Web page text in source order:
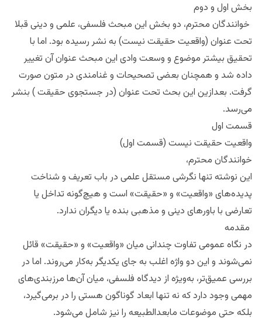
بخش اول و دوم
خوانندگان محترم، دو بخش این مبحث فلسفی، علمی و دینی قبلا
تحت عنوان (واقعیت حقیقت نیست) به نشر رسیده بود. اما با
تحقیق بیشتر موضوع و وسعت وادی این مبحث عنوان آن تغییر
داده شد و همچنان بعضی تصحیحات و غنامندی در متون صورت
گرفت. بعدازین این بحث تحت عنوان (در جستجوی حقیقت ) بنشر
می‌رسد.
قسمت اول
واقعیت حقیقت نیست (قسمت اول)
خوانندگان محترم،
این نوشته تنها نگرشی مستقل علمی در باب تعریف و شناخت
پدیده‌های «واقعیت» و «حقیقت» است و هیچ‌گونه تداخل یا
تعارضی با باورهای دینی و مذهبی بنده یا دیگران ندارد.
مقدمه
در نگاه عمومی تفاوت چندانی میان «واقعیت» و «حقیقت» قائل
نمی‌شوند و این دو واژه اغلب به جای یکدیگر به‌کار می‌روند. اما در
بررسی عمیق‌تر، به‌ویژه از دیدگاه فلسفی، میان آن‌ها مرزبندی‌های
مهمی وجود دارد که نه تنها ابعاد گوناگون هستی را در برمی‌گیرد،
بلکه حتی موضوعات مابعدالطبیعه را نیز شامل می‌شود.